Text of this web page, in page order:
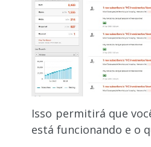
Isso permitirá que
está funcionando e o